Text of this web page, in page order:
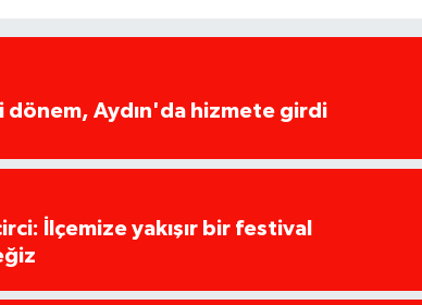
dönem, Aydın'da hizmete girdi
İlçemize yakışır bir festival